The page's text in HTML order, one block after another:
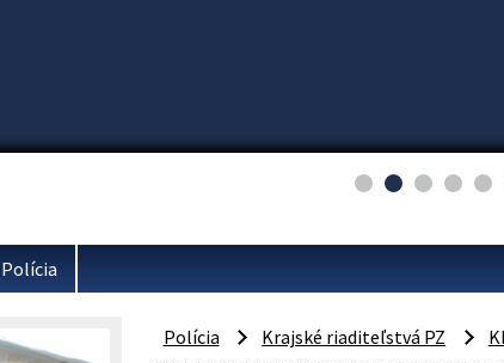
Polícia
Polícia Krajské riaditeľstvá PZ